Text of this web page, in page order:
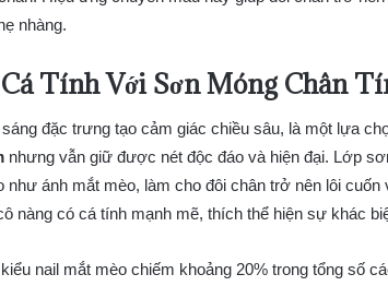
nhàng.
Tính Với Sơn Móng Chân
đặc trưng tạo cảm giác chiều sâu, là một lựa
nhưng vẫn giữ được nét độc đáo và hiện đại. Lớp
như ánh mắt mèo, làm cho đôi chân trở nên lôi cuốn
nàng có cá tính mạnh mẽ, thích thể hiện sự khác
nail mắt mèo chiếm khoảng 20% trong tổng số